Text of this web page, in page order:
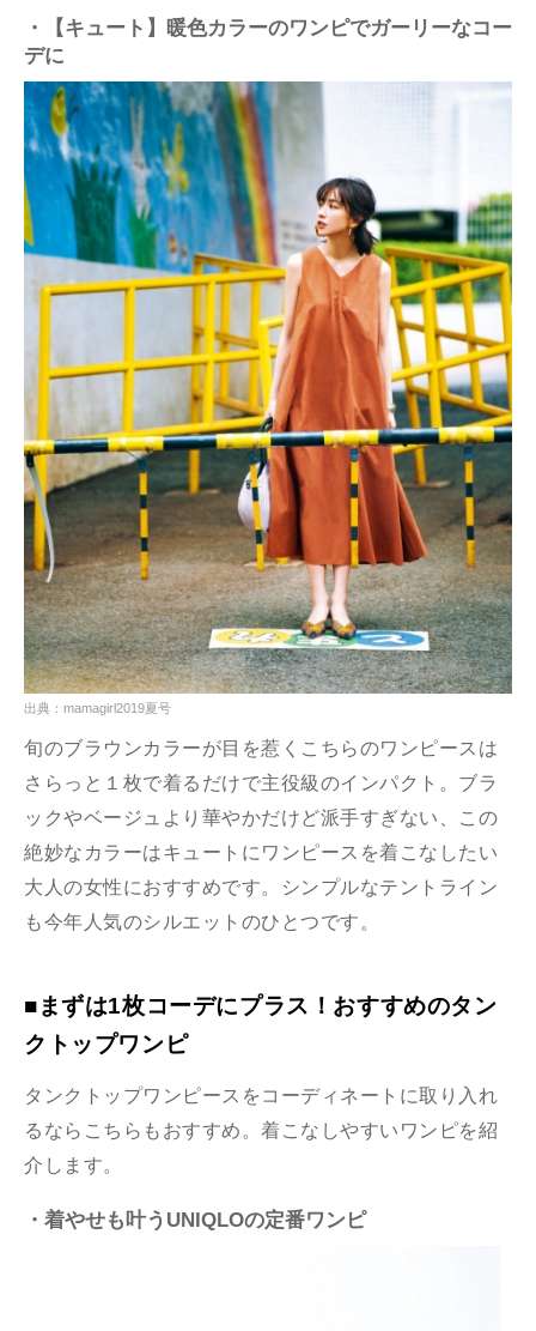
・【キュート】暖色カラーのワンピでガーリーなコー
デに
出典：mamagirl2019夏号
旬のブラウンカラーが目を惹くこちらのワンピースは
さらっと１枚で着るだけで主役級のインパクト。ブラ
ックやベージュより華やかだけど派手すぎない、この
絶妙なカラーはキュートにワンピースを着こなしたい
大人の女性におすすめです。シンプルなテントライン
も今年人気のシルエットのひとつです。
■まずは1枚コーデにプラス！おすすめのタン
クトップワンピ
タンクトップワンピースをコーディネートに取り入れ
るならこちらもおすすめ。着こなしやすいワンピを紹
介します。
・着やせも叶うUNIQLOの定番ワンピ